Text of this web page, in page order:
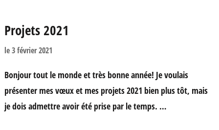
Projets 2021
le3 février 2021
Bonjour tout le monde et très bonne année! Je voulais
présenter mes vœux et mes projets 2021 bien plus tôt, mais
je dois admettre avoir été prise par le temps. …